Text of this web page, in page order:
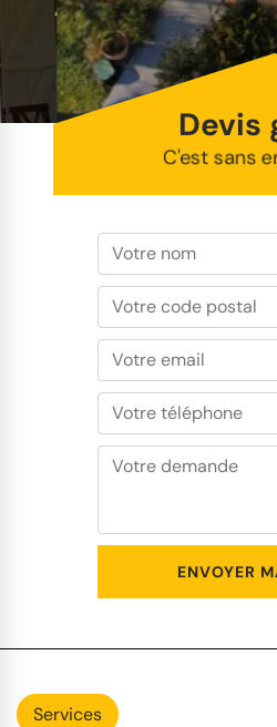
Devis
C'est sans
Services